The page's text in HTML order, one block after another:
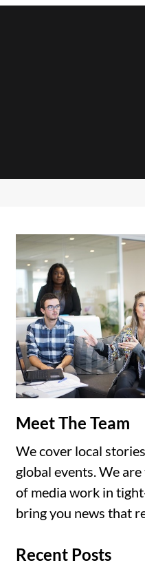
Meet The Team
We cover local
global events. We
of media work in
bring you news that
Recent Posts